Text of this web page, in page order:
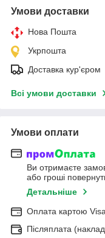
Умови доставки
Нова Пошта
Укрпошта
Доставка кур'єром
Всі умови доставки
Умови оплати
Ви отримаєте
або гроші
Детальніше
Оплата картою
Післяплата